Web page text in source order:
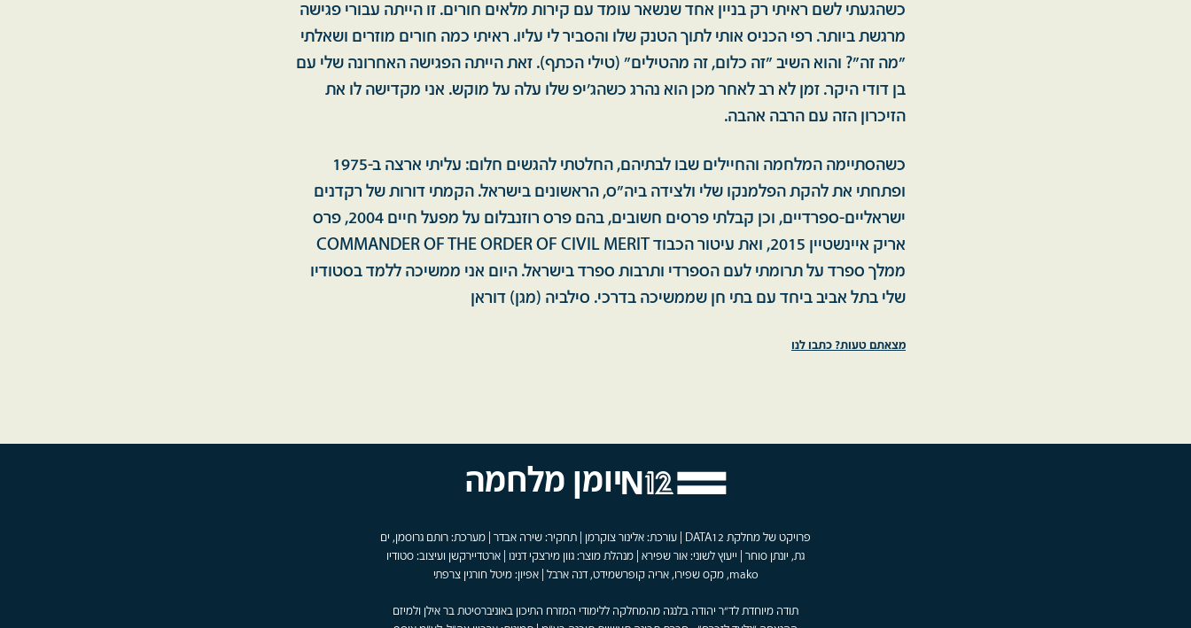
כשהגעתי לשם ראיתי רק בניין אחד שנשאר עומד עם קירות מלאים חורים. זו הייתה עבורי פגישה
מרגשת ביותר. רפי הכניס אותי לתוך הטנק שלו והסביר לי עליו. ראיתי כמה חורים מוזרים ושאלתי
"מה זה"? והוא השיב "זה כלום, זה מהטילים" (טילי הכתף). זאת הייתה הפגישה האחרונה שלי עם
בן דודי היקר. זמן לא רב לאחר מכן הוא נהרג כשהג'יפ שלו עלה על מוקש. אני מקדישה לו את
הזיכרון הזה עם הרבה אהבה.
כשהסתיימה המלחמה והחיילים שבו לבתיהם, החלטתי להגשים חלום: עליתי ארצה ב-1975
ופתחתי את להקת הפלמנקו שלי ולצידה ביה״ס, הראשונים בישראל. הקמתי דורות של רקדנים
ישראליים-ספרדיים, וכן קבלתי פרסים חשובים, בהם פרס רוזנבלום על מפעל חיים 2004, פרס
אריק איינשטיין 2015, ואת עיטור הכבוד COMMANDER OF THE ORDER OF CIVIL MERIT
ממלך ספרד על תרומתי לעם הספרדי ותרבות ספרד בישראל. היום אני ממשיכה ללמד בסטודיו
שלי בתל אביב ביחד עם בתי חן שממשיכה בדרכי. סילביה (מגן) דוראן
מצאתם טעות? כתבו לנו
יומן מלחמה
פרויקט של מחלקת DATA12 | עורכת: אלינור צוקרמן | תחקיר: שירה אבדר | מערכת: רותם גרוסמן, ים
גת, יונתן סוחר | ייעוץ לשוני: אור שפירא | מנהלת מוצר: גוון מירצקי דנינו | ארטדיירקשן ועיצוב: סטודיו
mako, מקס שפירו, אריה קופרשמידט, דנה ארבל | אפיון: מיטל חורגין צרפתי
תודה מיוחדת לד"ר יהודה בלנגה מהמחלקה ללימודי המזרח התיכון באוניברסיטת בר אילן ולמיזם